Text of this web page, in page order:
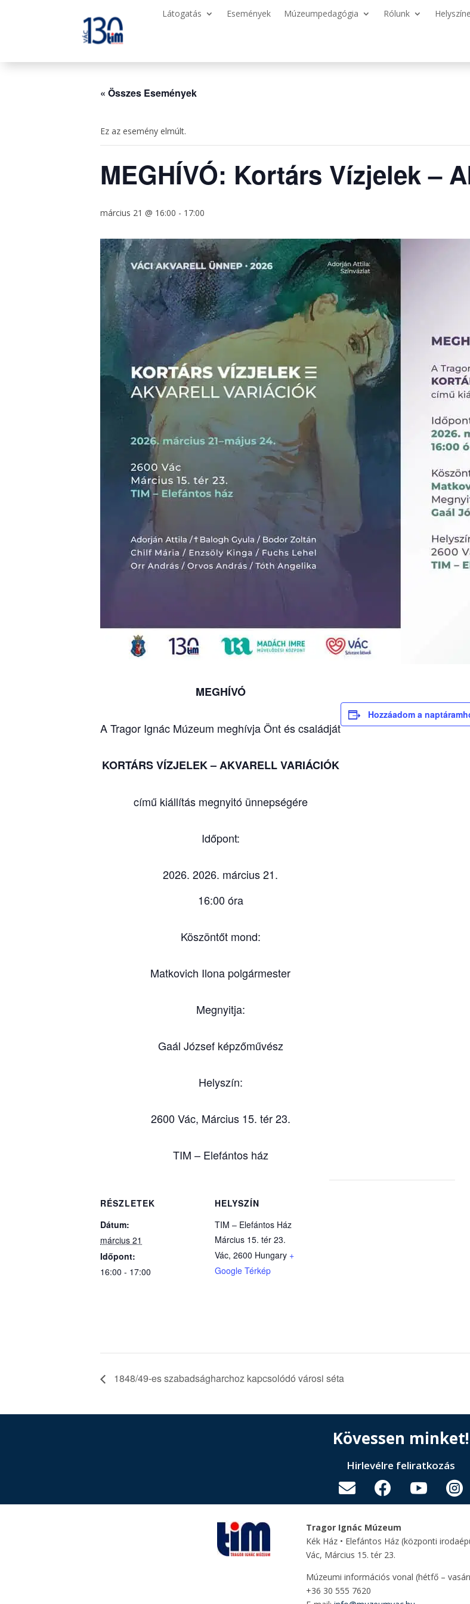
Látogatás Események Múzeumpedagógia Rólunk
« Összes Események
Ez az esemény elmúlt.
MEGHÍVÓ: Kortárs Vízjelek –
március 21 @ 16:00 - 17:00
MEGHÍVÓ
A Tragor Ignác Múzeum meghívja Önt és családját
KORTÁRS VÍZJELEK – AKVARELL VARIÁCIÓK
című kiállítás megnyitó ünnepségére
Időpont:
2026. március 21.
16:00 óra
Köszöntőt mond:
Matkovich Ilona polgármester
Megnyitja:
Gaál József képzőművész
Helyszín:
2600 Vác, Március 15. tér 23.
TIM – Elefántos ház
Hozzáadom a
RÉSZLETEK
Dátum:
március 21
Időpont:
16:00 - 17:00
HELYSZÍN
TIM – Elefántos Ház
Március 15. tér 23.
Vác, 2600 Hungary +
Google Térkép
1848/49-es szabadságharchoz kapcsolódó városi séta
Kövessen minket!
Hirlevélre feliratkozás
   
Tragor Ignác Múzeum
Kék Ház • Elefántos Ház (központi
Vác, Március 15. tér 23.
Múzeumi információs vonal (hétfő –
+36 30 555 7620